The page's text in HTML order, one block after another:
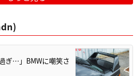
ぎ…」BMWに嘲笑さ